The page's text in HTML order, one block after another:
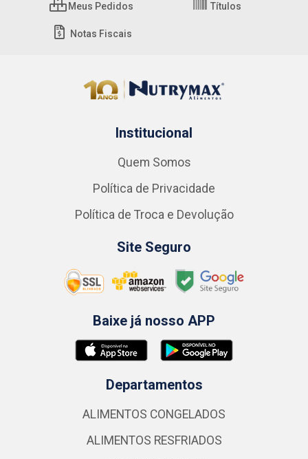
Meus Pedidos Títulos
Notas Fiscais
Institucional
Quem Somos
Política de Privacidade
Política de Troca e Devolução
Site Seguro
Baixe já nosso APP
Departamentos
ALIMENTOS CONGELADOS
ALIMENTOS RESFRIADOS